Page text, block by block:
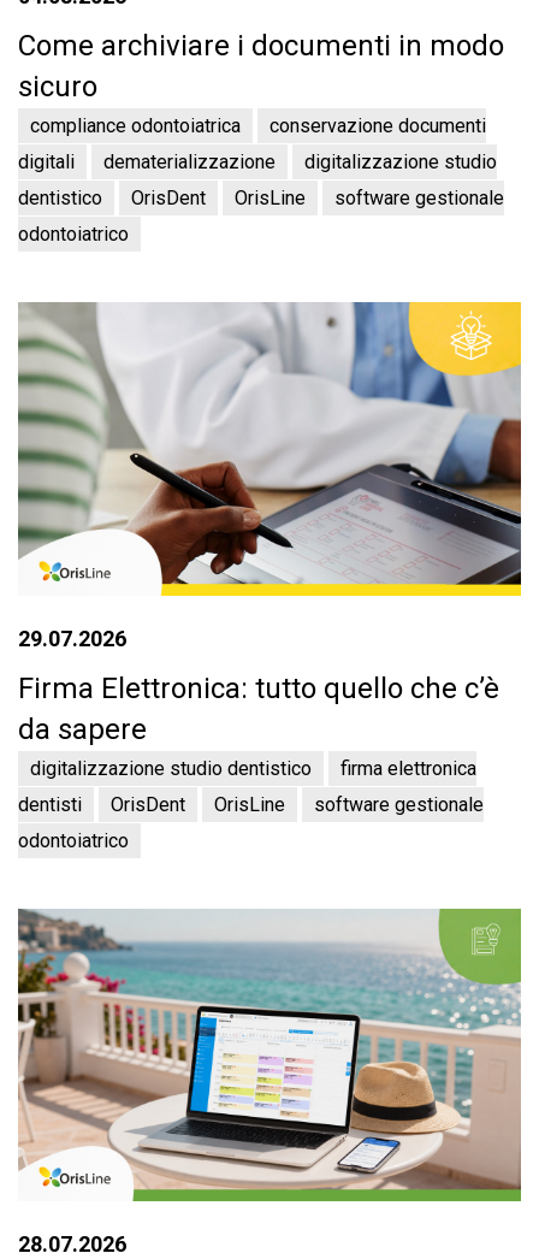
Come archiviare i documenti in modo
sicuro
compliance odontoiatrica
conservazione documenti
digitali
dematerializzazione
digitalizzazione studio
dentistico
OrisDent OrisLine
software gestionale
odontoiatrico
29.07.2026
Firma Elettronica: tutto quello che c’è
da sapere
digitalizzazione studio dentistico
firma elettronica
dentisti
OrisDent OrisLine
software gestionale
odontoiatrico
28.07.2026